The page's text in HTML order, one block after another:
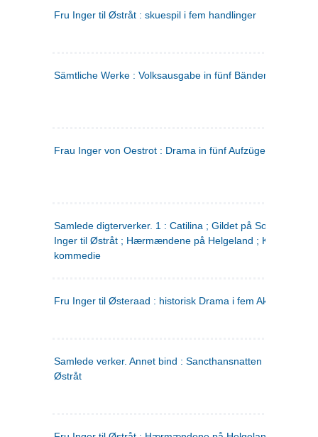
Fru Inger til Østråt : skuespil i fem handlinger
Sämtliche Werke : Volksausgabe in fünf Bänden
Frau Inger von Oestrot : Drama in fünf Aufzügen
Samlede digterverker. 1 : Catilina ; Gildet på Solhaug ; Fru
Inger til Østråt ; Hærmændene på Helgeland ;
kommedie
Fru Inger til Østeraad : historisk Drama i fem Akter
Samlede verker. Annet bind : Sancthansnatten ; Fru Inger
Østråt